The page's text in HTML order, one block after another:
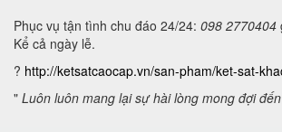
Phục vụ tận tình chu đáo 24/24: 098 2770404
Kể cả ngày lễ.
? http://ketsatcaocap.vn/san-pham/ket-sat-
" Luôn luôn mang lại sự hài lòng mong đợi